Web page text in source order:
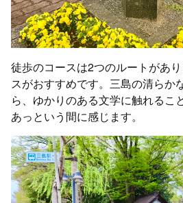
徒歩のコースは2つのルートがあ
スがおすすめです。三島の清らか
ら、ゆかりのある文学に触れるこ
あっという間に感じます。